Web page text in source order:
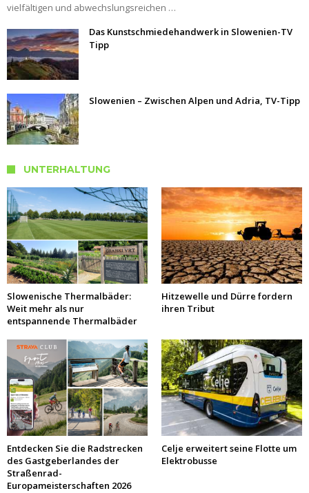
vielfältigen und abwechslungsreichen …
Das Kunstschmiedehandwerk in Slowenien-TV
Tipp
Slowenien – Zwischen Alpen und Adria, TV-Tipp
UNTERHALTUNG
Slowenische Thermalbäder:
Weit mehr als nur
entspannende Thermalbäder
Hitzewelle und Dürre fordern
ihren Tribut
Entdecken Sie die Radstrecken
des Gastgeberlandes der
Straßenrad-
Europameisterschaften 2026
Celje erweitert seine Flotte um
Elektrobusse